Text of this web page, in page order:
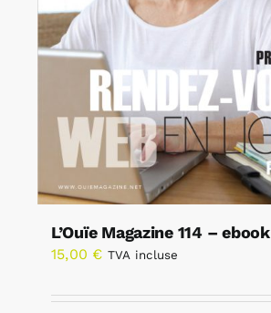
L’Ouïe Magazine 114 – ebook
15,00 € TVA incluse